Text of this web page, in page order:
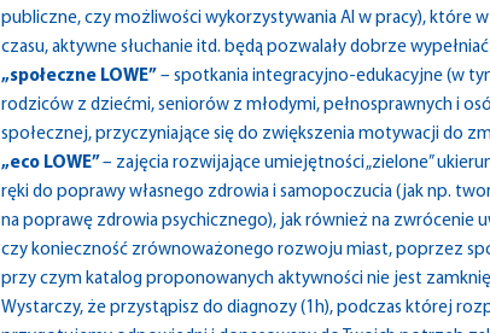
publiczne, czy możliwości wykorzystywania AI w pracy), które
czasu, aktywne słuchanie itd. będą pozwalały dobrze
„społeczne LOWE” – spotkania integracyjno-edukacyjne (w
rodziców z dziećmi, seniorów z młodymi, pełnosprawnych i
społecznej, przyczyniające się do zwiększenia motywacji do
„eco LOWE” – zajęcia rozwijające umiejętności „zielone”
ręki do poprawy własnego zdrowia i samopoczucia (jak np.
na poprawę zdrowia psychicznego), jak również na zwrócenie
czy konieczność zrównoważonego rozwoju miast, poprzez
przy czym katalog proponowanych aktywności nie jest
Wystarczy, że przystąpisz do diagnozy (1h), podczas której